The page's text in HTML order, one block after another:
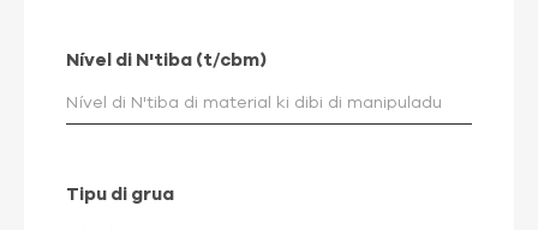
Nível di N'tiba (t/cbm)
Tipu di grua